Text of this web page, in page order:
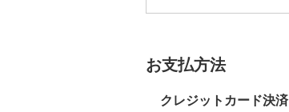
お支払方法
クレジットカード決済